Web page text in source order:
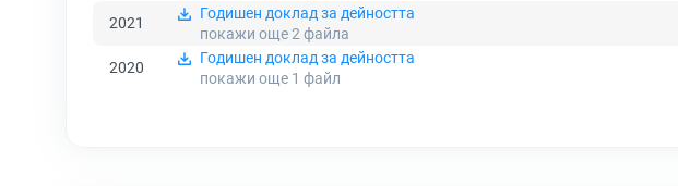
2021
Годишен доклад за дейността
покажи още 2 файла
2020
Годишен доклад за дейността
покажи още 1 файл